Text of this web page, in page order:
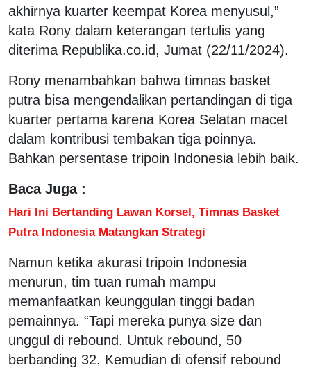
akhirnya kuarter keempat Korea menyusul,”
kata Rony dalam keterangan tertulis yang
diterima Republika.co.id, Jumat (22/11/2024).
Rony menambahkan bahwa timnas basket
putra bisa mengendalikan pertandingan di tiga
kuarter pertama karena Korea Selatan macet
dalam kontribusi tembakan tiga poinnya.
Bahkan persentase tripoin Indonesia lebih baik.
Baca Juga :
Hari Ini Bertanding Lawan Korsel, Timnas Basket
Putra Indonesia Matangkan Strategi
Namun ketika akurasi tripoin Indonesia
menurun, tim tuan rumah mampu
memanfaatkan keunggulan tinggi badan
pemainnya. “Tapi mereka punya size dan
unggul di rebound. Untuk rebound, 50
berbanding 32. Kemudian di ofensif rebound